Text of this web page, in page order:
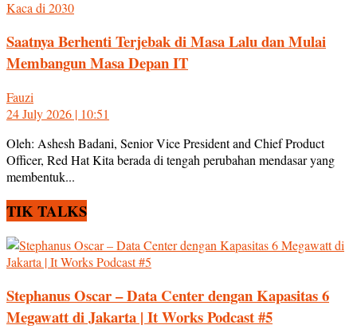
Saatnya Berhenti Terjebak di Masa Lalu dan Mulai
Membangun Masa Depan IT
Fauzi
24 July 2026 | 10:51
Oleh: Ashesh Badani, Senior Vice President and Chief Product
Officer, Red Hat Kita berada di tengah perubahan mendasar yang
membentuk...
TIK TALKS
Stephanus Oscar – Data Center dengan Kapasitas 6
Megawatt di Jakarta | It Works Podcast #5